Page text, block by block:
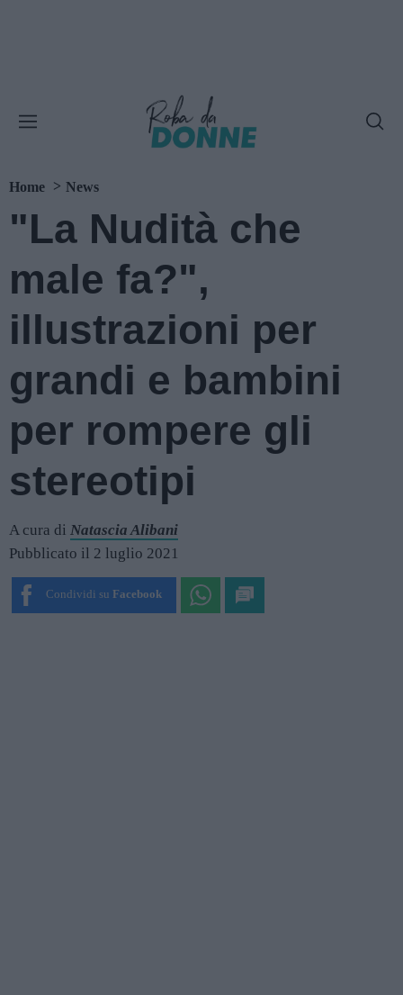
Home News
"La Nudità che
male fa?",
illustrazioni per
grandi e bambini
per rompere gli
stereotipi
A cura di Natascia Alibani
Pubblicato il 2 luglio 2021
Condividi su Facebook